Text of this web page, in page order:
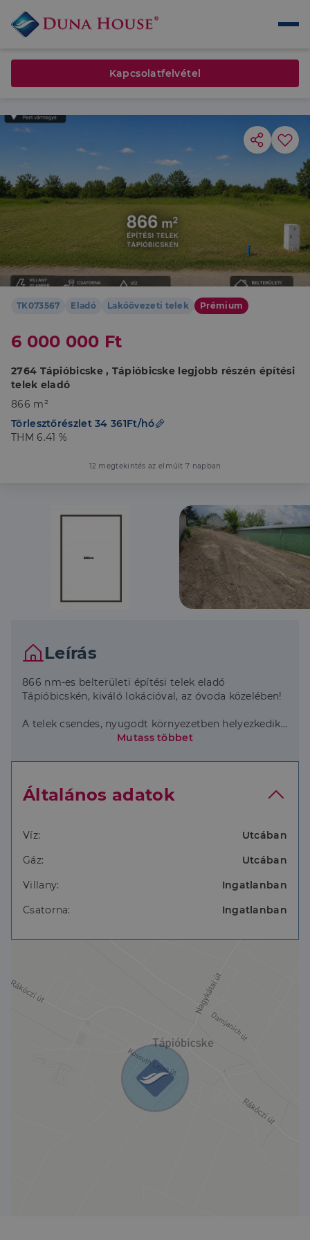
TK073567 Eladó Lakóövezeti telek Prémium
6 000 000 Ft
2764 Tápióbicske , Tápióbicske legjobb részén építési
telek eladó
866 m²
Törlesztőrészlet 34 361Ft/hó
THM 6.41 %
12 megtekintés az elmúlt 7 napban
Leírás
866 nm-es belterületi építési telek eladó
Tápióbicskén, kiváló lokációval, az óvoda közelében!
A telek csendes, nyugodt környezetben helyezkedik
el, mégis könnyen megközelíthető részen, rendezett
saját otthonnak, akár befektetésnek.
Közművek:
Csatorna a telken
tartozik, amely az alábbi beépítési lehetőségeket
biztosítja:
megengedett legnagyobb épületmagasság: 4,5 m
minimum zöldfelület: 50%
Az övezetben telkenként 1 db lakóépület építhető,
továbbá kereskedelmi-szolgáltató vagy szállás
jellegű funkció is kialakítható.
Tápióbicske infrastruktúrája folyamatosan fejlődik, a
településen megtalálható óvoda, iskola, boltok,
orvosi ellátás és egyéb alapvető szolgáltatások. A
közlekedés kedvező: Nagykáta és Sülysáp irányába
gyorsan elérhető a vasút, Budapest autóval is jól
megközelíthető, így ideális lehet azok számára is,
Mutass többet
Általános adatok
Víz:
Utcában
Gáz:
Utcában
Villany:
Ingatlanban
Csatorna:
Ingatlanban
Kapcsolatfelvétel